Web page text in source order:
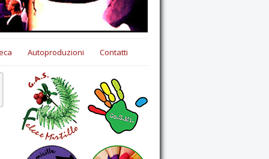
Autoproduzioni Contatti